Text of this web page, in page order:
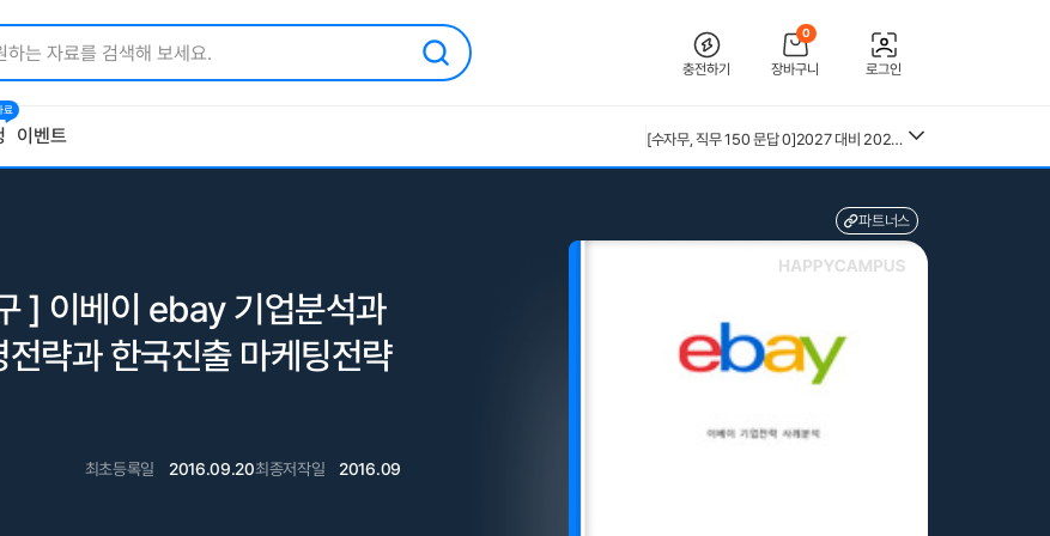
충전하기
0
장바구니 로그인
료
이벤트
[수자무, 직무 150 문답 0]2027 대비 2026 한양대학교병원(서울) 신규 간호사 최종합격 AII IN ONE 대비서 (스펙, 자기소개서, 면접 기출, 직무 150개 문답0, 합격인증0)
(+합격인증O) SMAT 12시간 단기 암기 요약본 (모듈 A,B,C)
근로복지공단 울산병원 간호사 상세한 면접후기 및 기출질문답변 병원정보 직무상식 80선
26년 독학사 가정학 3단계 식생활과 건강 요약본 (24,25년 시험 복기내용 추가)
수질환경기사 필기 총정리본
] 이베이 ebay 기업분석과
략과 한국진출 마케팅전략
최초등록일 2016.09.20최종저작일 2016.09
파트너스